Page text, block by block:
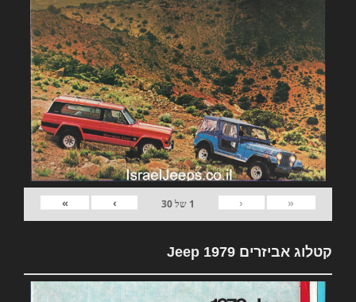
«
‹
1 של30
›
»
קטלוג אביזרים 1979 Jeep